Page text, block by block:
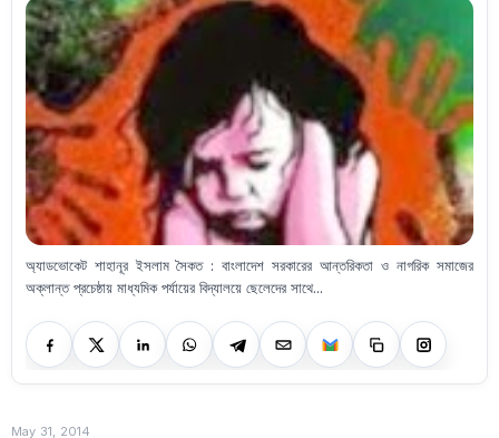
অ্যাডভোকেট শাহানূর ইসলাম সৈকত : বাংলাদেশ সরকারের আন্তরিকতা ও নাগরিক সমাজের
অক্লান্ত প্রচেষ্ঠায় মাধ্যমিক পর্যায়ের বিদ্যালয়ে ছেলেদের সাথে...
May 31, 2014